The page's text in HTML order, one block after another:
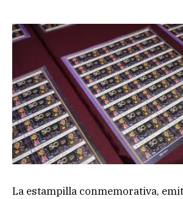
La estampilla conmemorativa,